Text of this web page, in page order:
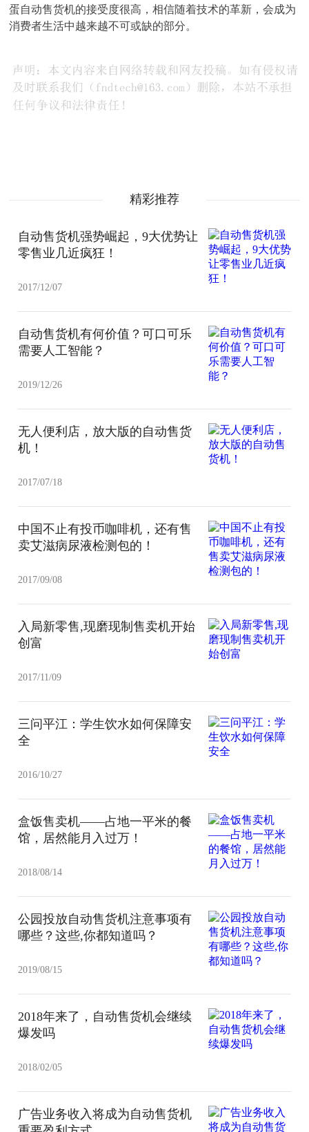
蛋自动售货机的接受度很高，相信随着技术的革新，会成为
消费者生活中越来越不可或缺的部分。
精彩推荐
自动售货机强势崛起，9大优势让
零售业几近疯狂！
2017/12/07
自动售货机有何价值？可口可乐
需要人工智能？
2019/12/26
无人便利店，放大版的自动售货
机！
2017/07/18
中国不止有投币咖啡机，还有售
卖艾滋病尿液检测包的！
2017/09/08
入局新零售,现磨现制售卖机开始
创富
2017/11/09
三问平江：学生饮水如何保障安
全
2016/10/27
盒饭售卖机——占地一平米的餐
馆，居然能月入过万！
2018/08/14
公园投放自动售货机注意事项有
哪些？这些,你都知道吗？
2019/08/15
2018年来了，自动售货机会继续
爆发吗
2018/02/05
广告业务收入将成为自动售货机